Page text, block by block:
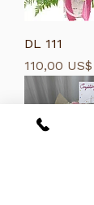
DL 111
Giá
110,00 US$